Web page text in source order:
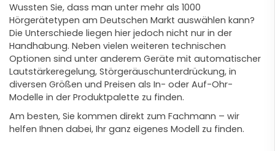
Wussten Sie, dass man unter mehr als 1000
Hörgerätetypen am Deutschen Markt auswählen kann?
Die Unterschiede liegen hier jedoch nicht nur in der
Handhabung. Neben vielen weiteren technischen
Optionen sind unter anderem Geräte mit automatischer
Lautstärkeregelung, Störgeräuschunterdrückung, in
diversen Größen und Preisen als In- oder Auf-Ohr-
Modelle in der Produktpalette zu finden.
Am besten, Sie kommen direkt zum Fachmann – wir
helfen Ihnen dabei, Ihr ganz eigenes Modell zu finden.